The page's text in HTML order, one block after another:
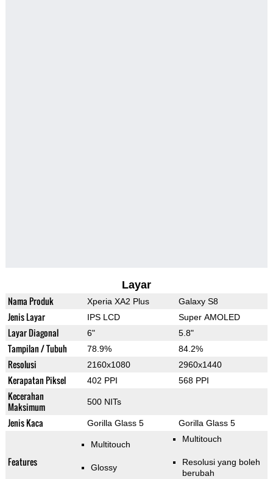
Layar
Nama Produk Xperia XA2 Plus Galaxy S8
Jenis Layar IPS LCD Super AMOLED
Layar Diagonal 6" 5.8"
Tampilan / Tubuh 78.9% 84.2%
Resolusi 2160x1080 2960x1440
Kerapatan Piksel 402 PPI 568 PPI
Kecerahan
Maksimum
500 NITs
Jenis Kaca Gorilla Glass 5 Gorilla Glass 5
Features
Multitouch
Glossy
Multitouch
Resolusi yang boleh
berubah